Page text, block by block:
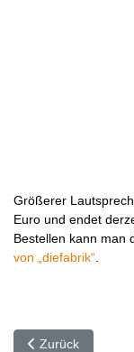
Größerer
Euro und endet
Bestellen kann man
von „diefabrik“
Vorheriger
Zurück